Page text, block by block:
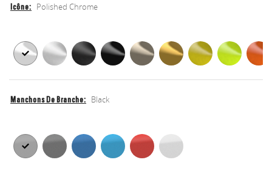
Icône Polished Chrome
Manchons De Branche Black
branche
branche